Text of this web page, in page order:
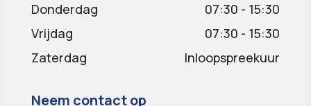
Donderdag
07:30 - 15:30
Vrijdag
07:30 - 15:30
Zaterdag
Inloopspreekuur
Neem contact op